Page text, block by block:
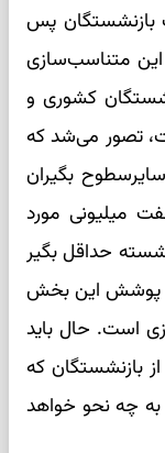
بازنشستگان پس
این متناسب‌سازی
کشوری و
نفر است، تصور می‌شد که
تومانی سایرسطوح بگیران
میلیونی مورد
۳ میلیون بازنشسته حداقل بگیر
پوشش این بخش
است. حال باید
بازنشستگان که
به چه نحو خواهد